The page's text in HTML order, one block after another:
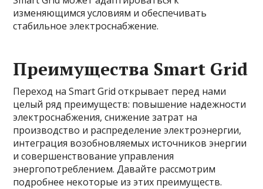
изменяющимся условиям и обеспечивать
стабильное электроснабжение.
Преимущества Smart Grid
Переход на Smart Grid открывает перед нами
целый ряд преимуществ: повышение надежности
электроснабжения, снижение затрат на
производство и распределение электроэнергии,
интеграция возобновляемых источников энергии
и совершенствование управления
энергопотреблением. Давайте рассмотрим
подробнее некоторые из этих преимуществ.